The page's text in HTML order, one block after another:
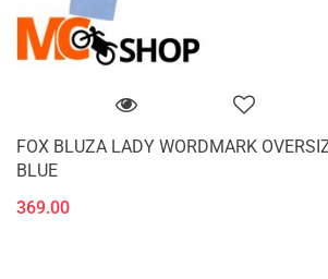
FOX BLUZA LADY WORDMARK
BLUE
369.00